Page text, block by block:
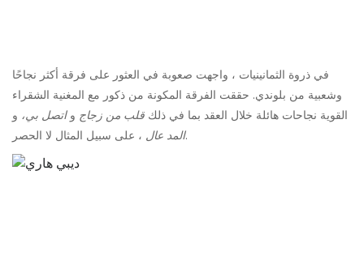
في ذروة الثمانينيات ، واجهت صعوبة في العثور على فرقة أكثر نجاحًا
وشعبية من بلوندي. حققت الفرقة المكونة من ذكور مع المغنية الشقراء
القوية نجاحات هائلة خلال العقد بما في ذلك قلب من زجاج واتصل بي، و
المد عال، على سبيل المثال لا الحصر.